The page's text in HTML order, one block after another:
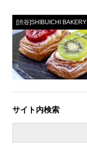
[渋谷]SHIBUICHI BAKERY
サイト内検索